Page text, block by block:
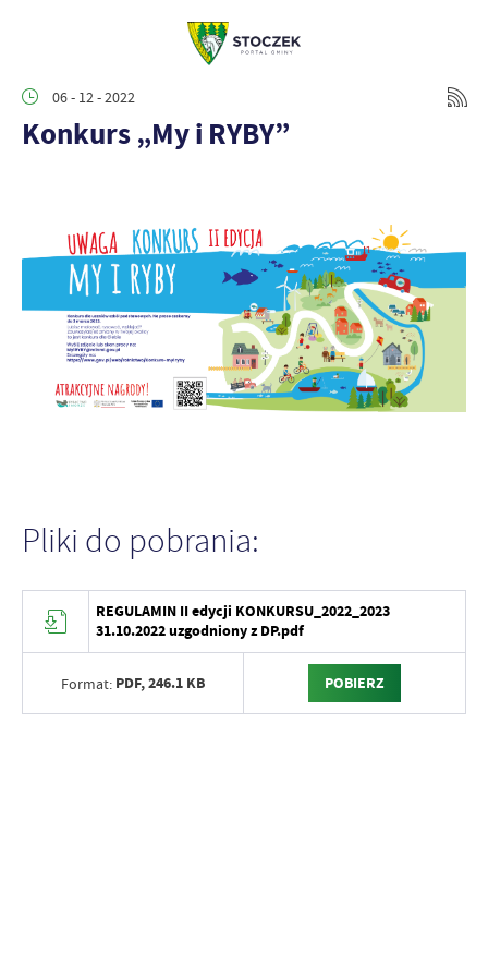
06 - 12 - 2022
Konkurs „My i RYBY”
Pliki do pobrania:
REGULAMIN II edycji KONKURSU_2022_2023
31.10.2022 uzgodniony z DP.pdf
Format: PDF,246.1 KB POBIERZ